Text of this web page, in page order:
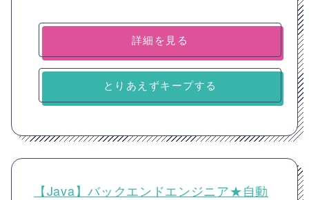
詳細を見る
とりあえずキープする
【Java】バックエンドエンジニア★自動